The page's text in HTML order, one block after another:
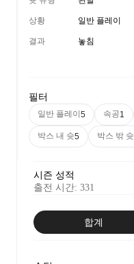
상황 일반 플레이
결과 놓침
필터
일반 플레이 5 속공1
박스 내 슛5 박스 밖 슛
시즌 성적
출전 시간: 331
합계